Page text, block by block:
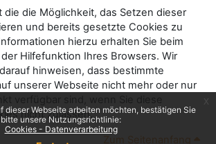
dieser Webseite arbeiten möchten, bestätigen Sie
bitte unsere Nutzungsrichtlinie:
Cookies - Datenverarbeitung
die die Möglichkeit, das Setzen dieser
und bereits gesetzte Cookies zu
hierzu erhalten Sie beim
Hilfefunktion Ihres Browsers. Wir
hinweisen, dass bestimmte
unserer Webseite nicht mehr oder nur
nicht zulassen.